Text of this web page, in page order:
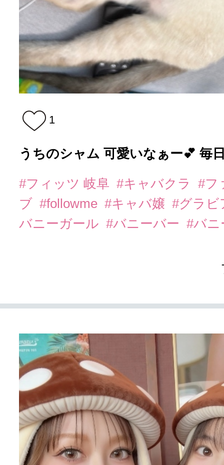
1
うちのシャム 可愛いなぁー💕 毎
#フィッツ 岐阜 #キャバクラ
#フ
ブ #followme #キャバ嬢 #グラ
バニーガール #バニーバー #バ